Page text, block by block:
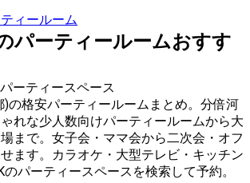
ィールーム
パーティールームおすす
ーティースペース
の格安パーティールームまとめ。分倍河
れな少人数向けパーティールームから大
まで。女子会・ママ会から二次会・オフ
ます。カラオケ・大型テレビ・キッチン
パーティースペースを検索して予約。